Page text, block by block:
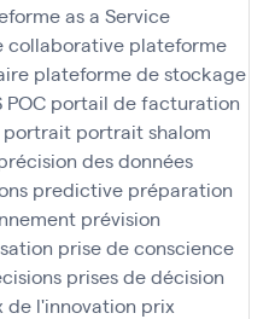
as a Service
collaborative plateforme
plateforme de stockage
POC portail de facturation
portrait portrait shalom
des données
predictive préparation
prévision
prise de conscience
prises de décision
de l'innovation prix